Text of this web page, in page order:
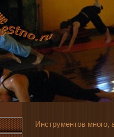
Инструментов много,